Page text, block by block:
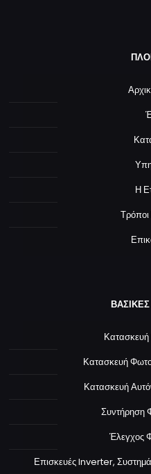
Η
Κατασκευή
Κατασκευή
Συντήρηση
Έλεγχος
Επισκευές Inverter,